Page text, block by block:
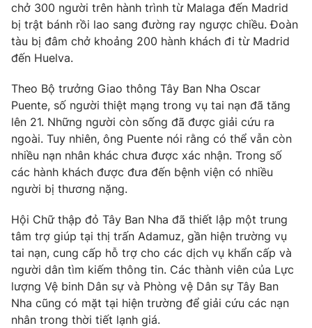
Góc doanh nghiệp
Truyền hình
Phim VTV
Hậu trường
Nhân vật
Khán giả
Giải sao mai
Giải trí
Âm nhạc
Sao
Đời sống
Du lịch
Làm đẹp
Chất lượng cuộc sống
Giáo dục
Tuyển sinh
Học trực tuyến
Công nghệ
Sản phẩm
Thị trường
Tư vấn
Giao lưu trực tuyến
Lịch phát sóng
Chuyên mục khác
chở 300 người trên hành trình từ Malaga đến Madrid
bị trật bánh rồi lao sang đường ray ngược chiều. Đoàn
tàu bị đâm chở khoảng 200 hành khách đi từ Madrid
đến Huelva.
Theo Bộ trưởng Giao thông Tây Ban Nha Oscar
Puente, số người thiệt mạng trong vụ tai nạn đã tăng
lên 21. Những người còn sống đã được giải cứu ra
ngoài. Tuy nhiên, ông Puente nói rằng có thể vẫn còn
nhiều nạn nhân khác chưa được xác nhận. Trong số
các hành khách được đưa đến bệnh viện có nhiều
người bị thương nặng.
Hội Chữ thập đỏ Tây Ban Nha đã thiết lập một trung
tâm trợ giúp tại thị trấn Adamuz, gần hiện trường vụ
tai nạn, cung cấp hỗ trợ cho các dịch vụ khẩn cấp và
người dân tìm kiếm thông tin. Các thành viên của Lực
lượng Vệ binh Dân sự và Phòng vệ Dân sự Tây Ban
Nha cũng có mặt tại hiện trường để giải cứu các nạn
nhân trong thời tiết lạnh giá.